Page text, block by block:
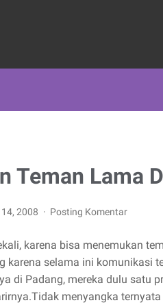
Teman Lama
2008 Posting Komentar
karena bisa menemukan
karena selama ini komunikasi
di Padang, mereka dulu satu
menyangka